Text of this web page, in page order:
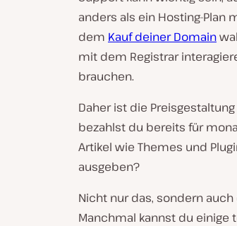
anders als ein Hosting-Plan
dem Kauf deiner Domain
mit dem Registrar
brauchen.
Daher ist die
bezahlst du bereits für
Artikel wie Themes und
ausgeben?
Nicht nur das, sondern
Manchmal kannst du einige